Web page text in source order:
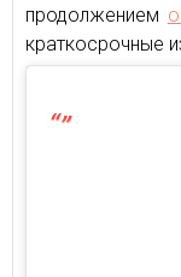
продолжением
краткосрочные